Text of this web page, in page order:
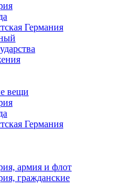
Германия
вещи
Германия
армия и флот
гражданские